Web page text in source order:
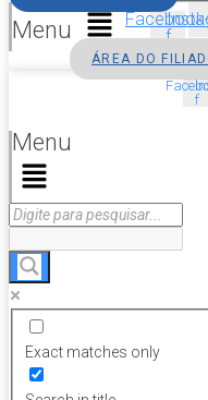
Menu
f
ÁREA DO
f
Menu
Exact matches only